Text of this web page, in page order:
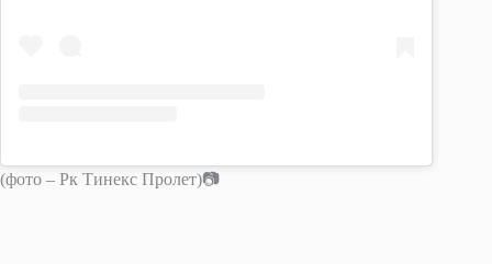
(фото – Рк Тинекс Пролет)📷